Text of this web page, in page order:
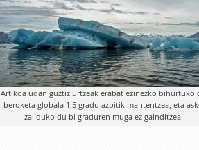
Artikoa udan guztiz urtzeak erabat ezinezko bihurtuko
beroketa globala 1,5 gradu azpitik mantentzea, eta
zailduko du bi graduren muga ez gainditzea.